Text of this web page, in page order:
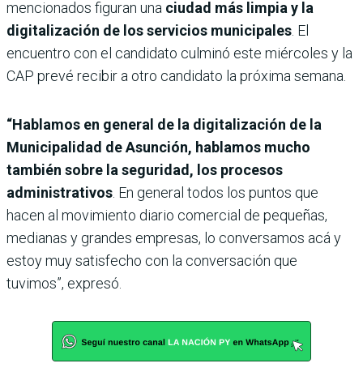
mencionados figuran una ciudad más limpia y la
digitalización de los servicios municipales. El
encuentro con el candidato culminó este miércoles y la
CAP prevé recibir a otro candidato la próxima semana.
“Hablamos en general de la digitalización de la
Municipalidad de Asunción, hablamos mucho
también sobre la seguridad, los procesos
administrativos. En general todos los puntos que
hacen al movimiento diario comercial de pequeñas,
medianas y grandes empresas, lo conversamos acá y
estoy muy satisfecho con la conversación que
tuvimos”, expresó.